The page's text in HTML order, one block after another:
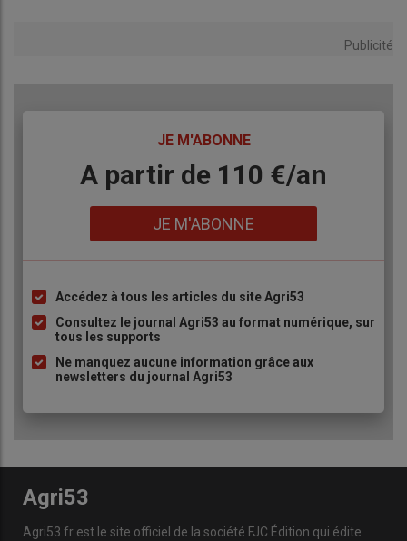
Publicité
JE M'ABONNE
BodyA partir de 110 €/an
JE M'ABONNE
Liste
à
puce
Accédez à tous les articles du site Agri53
Consultez le journal Agri53 au format numérique, sur
tous les supports
Ne manquez aucune information grâce aux
newsletters du journal Agri53
Agri53
Agri53.fr est le site officiel de la société FJC Édition qui édite